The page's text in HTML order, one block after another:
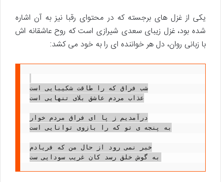
یکی از غزل های برجسته که در محتوای رقبا نیز به آن اشاره
شده بود، غزل زیبای سعدی شیرازی است که روح عاشقانه اش
با زبانی روان، دل هر خواننده ای را به خود می کشد:
شب فراق که را طاقت شکیبایی است
عذاب مردم عاشق بلای تنهایی است
درآمدیم ز پا ای فراق مردم خوار
به پنجه ی تو که را بازوی توانایی است
خبر نمی رود از حال من که فریادم